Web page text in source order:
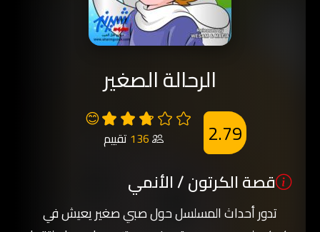
الرحالة الصغير
😊
136 تقييم 2.79
قصة الكرتون / الأنمي
تدور أحداث المسلسل حول صبي صغير يعيش في